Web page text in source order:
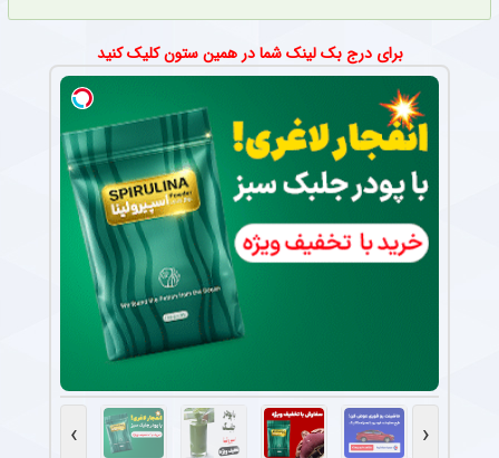
برای درج بک لینک شما در همین ستون کلیک کنید
‹
›